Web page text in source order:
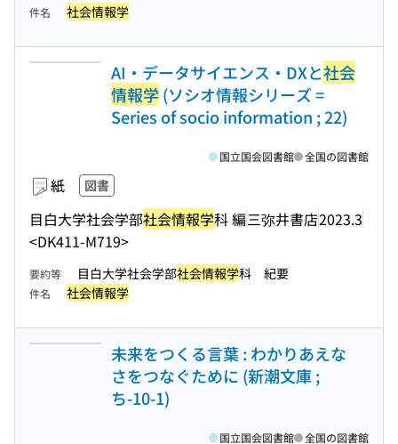
件名 社会情報学
AI・データサイエンス・DXと社会
情報学 (ソシオ情報シリーズ =
Series of socio information ; 22)
紙 図書
目白大学社会学部社会情報学科 編三弥井書店2023.3
<DK411-M719>
国立国会図書館 全国の図書館
要約等 目白大学社会学部社会情報学科 紀要
件名 社会情報学
未来をつくる言葉 : わかりあえな
さをつなぐために (新潮文庫 ;
ち-10-1)
国立国会図書館 全国の図書館